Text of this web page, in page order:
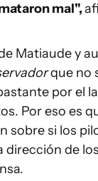
mal",
Matiaude y
que no
por el
Por eso es
sobre si los
dirección de